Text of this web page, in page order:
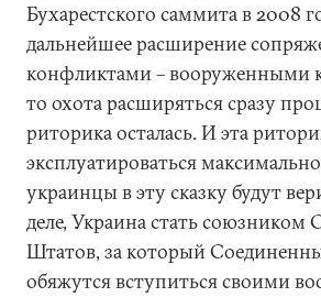
Бухарестского саммита в 2008
дальнейшее расширение
конфликтами – вооруженными
то охота расширяться сразу
риторика осталась. И эта
эксплуатироваться
украинцы в эту сказку будут
деле, Украина стать союзником
Штатов, за который
обяжутся вступиться своими